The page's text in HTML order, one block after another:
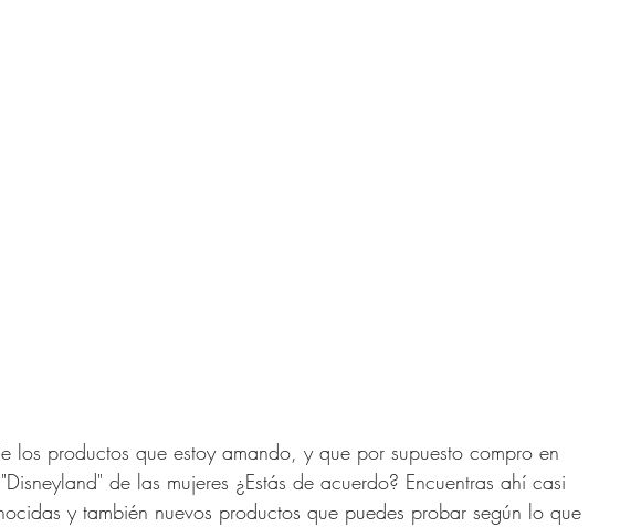
los productos que estoy amando, y que por supuesto compro en
de las mujeres ¿Estás de acuerdo? Encuentras ahí casi
y también nuevos productos que puedes probar según lo que